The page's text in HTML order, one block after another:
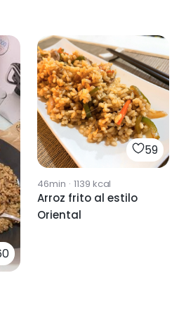
59
46min · 1139 kcal
Arroz frito al estilo
Oriental